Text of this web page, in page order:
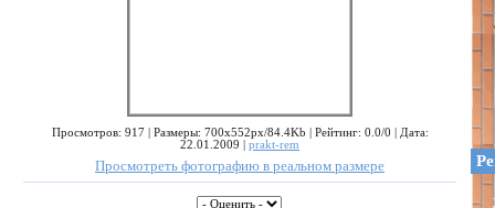
Просмотров: 917 | Размеры: 700x552px/84.4Kb | Рейтинг: 0.0/0 | Дата:
22.01.2009 | prakt-rem
Просмотреть фотографию в реальном размере